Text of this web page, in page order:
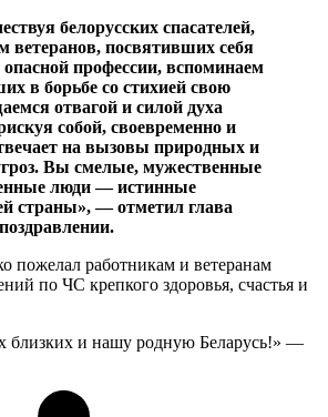
белорусских спасателей,
ветеранов, посвятивших себя
опасной профессии, вспоминаем
в борьбе со стихией свою
отвагой и силой духа
собой, своевременно и
на вызовы природных и
Вы смелые, мужественные
люди — истинные
страны», — отметил глава
пожелал работникам и ветеранам
по ЧС крепкого здоровья, счастья и
близких и нашу родную Беларусь!» —